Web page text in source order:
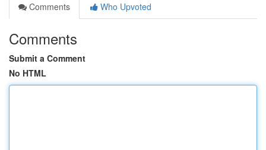
Comments
Who Upvoted
Comments
Submit a Comment
No HTML